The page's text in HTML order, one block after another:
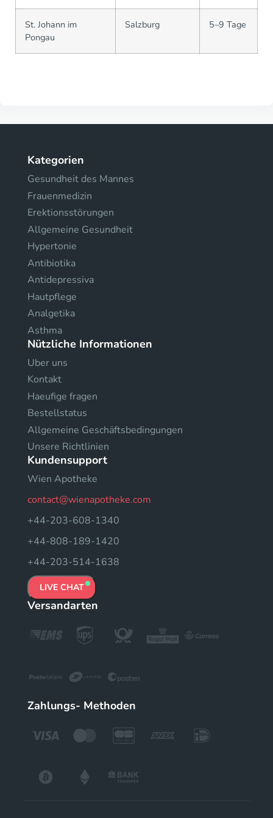
St. Johann im
Pongau
Salzburg 5–9 Tage
Kategorien
Gesundheit des Mannes
Frauenmedizin
Erektionsstörungen
Allgemeine Gesundheit
Hypertonie
Antibiotika
Antidepressiva
Hautpflege
Analgetika
Asthma
Nützliche Informationen
Uber uns
Kontakt
Haeufige fragen
Bestellstatus
Allgemeine Geschäftsbedingungen
Unsere Richtlinien
Kundensupport
Wien Apotheke
contact@wienapotheke.com
+44-203-608-1340
+44-808-189-1420
+44-203-514-1638
LIVE CHAT
Versandarten
Zahlungs- Methoden